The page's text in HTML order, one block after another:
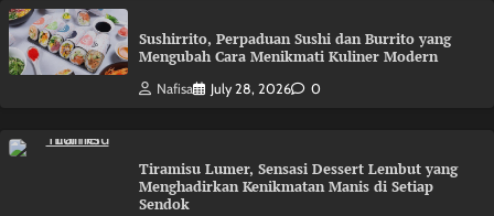
Sushirrito, Perpaduan Sushi dan Burrito yang
Mengubah Cara Menikmati Kuliner Modern
Nafisa July 28, 2026 0
Tiramisu Lumer, Sensasi Dessert Lembut yang
Menghadirkan Kenikmatan Manis di Setiap
Sendok